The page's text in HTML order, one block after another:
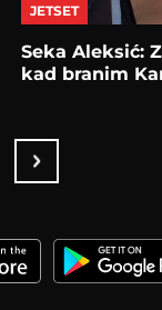
JETSET
Seka Aleksić:
kad branim